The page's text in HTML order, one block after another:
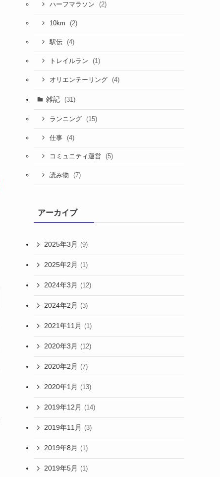
ハーフマラソン (2)
10km (2)
駅伝 (4)
トレイルラン (1)
オリエンテーリング (4)
雑記 (31)
ランニング (15)
仕事 (4)
コミュニティ運営 (5)
読み物 (7)
アーカイブ
2025年3月 (9)
2025年2月 (1)
2024年3月 (12)
2024年2月 (3)
2021年11月 (1)
2020年3月 (12)
2020年2月 (7)
2020年1月 (13)
2019年12月 (14)
2019年11月 (3)
2019年8月 (1)
2019年5月 (1)